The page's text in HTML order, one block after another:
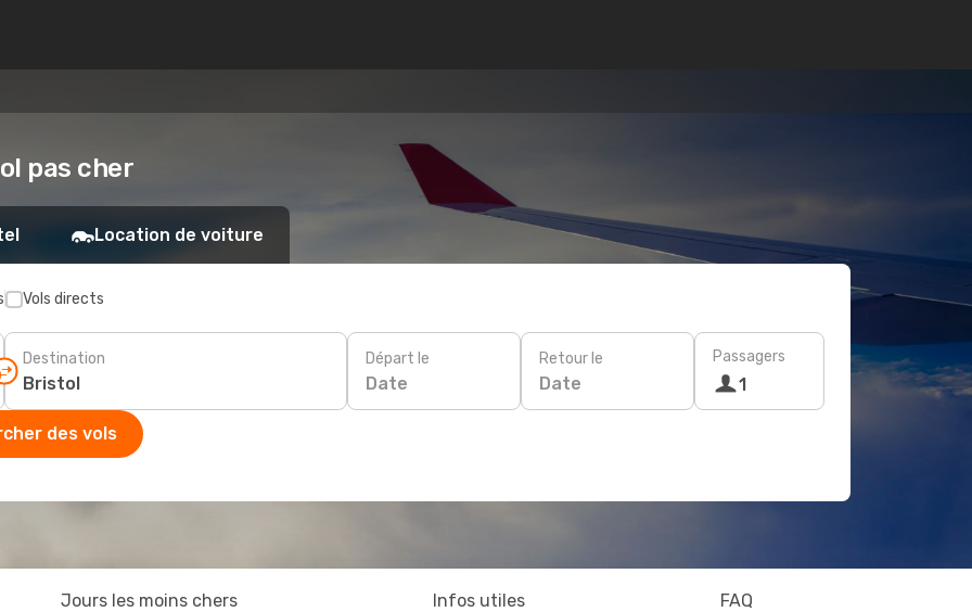
pas cher
Location de voiture
Vols directs
Destination Départ le
Date
Retour le
Date
Passagers
1
des vols
Jours les moins chers Infos utiles FAQ